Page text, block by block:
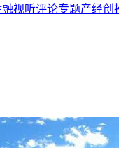
视听评论专题产经创